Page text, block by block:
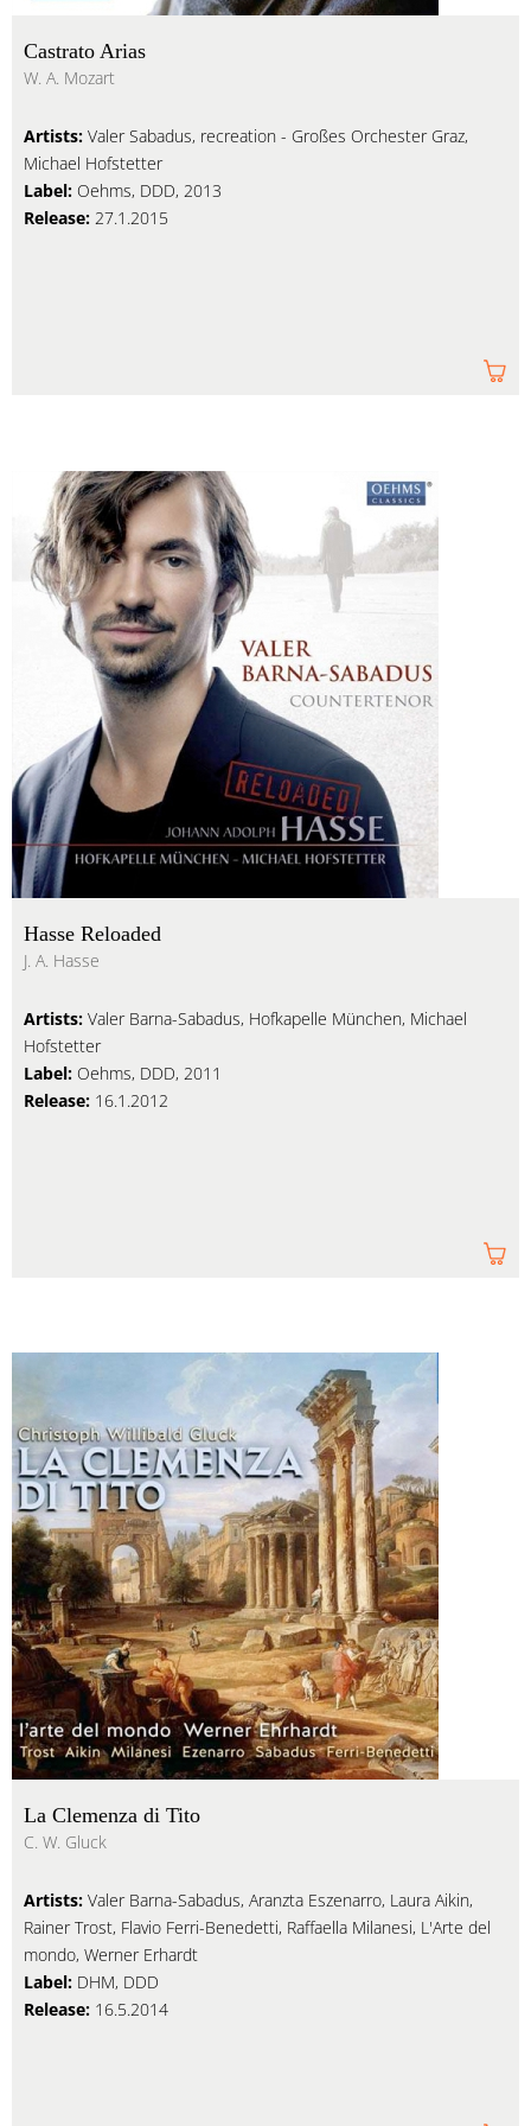
Castrato Arias
W. A. Mozart
Artists: Valer Sabadus, recreation - Großes Orchester Graz,
Michael Hofstetter
Label: Oehms, DDD, 2013
Release: 27.1.2015
Hasse Reloaded
J. A. Hasse
Artists: Valer Barna-Sabadus, Hofkapelle München, Michael
Hofstetter
Label: Oehms, DDD, 2011
Release: 16.1.2012
La Clemenza di Tito
C. W. Gluck
Artists: Valer Barna-Sabadus, Aranzta Eszenarro, Laura Aikin,
Rainer Trost, Flavio Ferri-Benedetti, Raffaella Milanesi, L'Arte del
mondo, Werner Erhardt
Label: DHM, DDD
Release: 16.5.2014